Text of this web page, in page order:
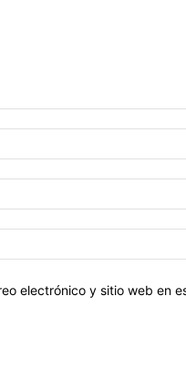
electrónico y sitio web en